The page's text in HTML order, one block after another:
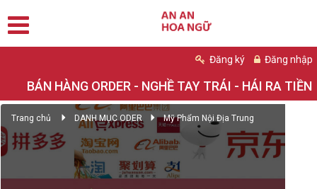
Đăng ký Đăng nhập
BÁN HÀNG ORDER - NGHỀ TAY TRÁI - HÁI RA TIỀN
Trang chủ DANH MỤC ODER Mỹ Phẩm Nội Địa Trung